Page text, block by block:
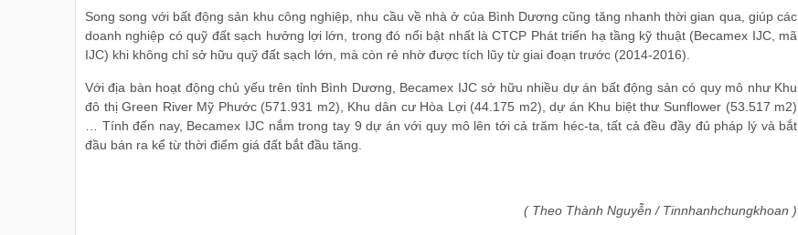
Song song với bất động sản khu công nghiệp, nhu cầu về nhà ở của Bình Dương cũng tăng nhanh thời gian qua, giúp các
doanh nghiệp có quỹ đất sạch hưởng lợi lớn, trong đó nổi bật nhất là CTCP Phát triển hạ tầng kỹ thuật (Becamex IJC, mã
IJC) khi không chỉ sở hữu quỹ đất sạch lớn, mà còn rẻ nhờ được tích lũy từ giai đoạn trước (2014-2016).
Với địa bàn hoạt động chủ yếu trên tỉnh Bình Dương, Becamex IJC sở hữu nhiều dự án bất động sản có quy mô như Khu
đô thị Green River Mỹ Phước (571.931 m2), Khu dân cư Hòa Lợi (44.175 m2), dự án Khu biệt thư Sunflower (53.517 m2)
… Tính đến nay, Becamex IJC nắm trong tay 9 dự án với quy mô lên tới cả trăm héc-ta, tất cả đều đầy đủ pháp lý và bắt
đầu bán ra kể từ thời điểm giá đất bắt đầu tăng.
( Theo Thành Nguyễn / Tinnhanhchungkhoan )